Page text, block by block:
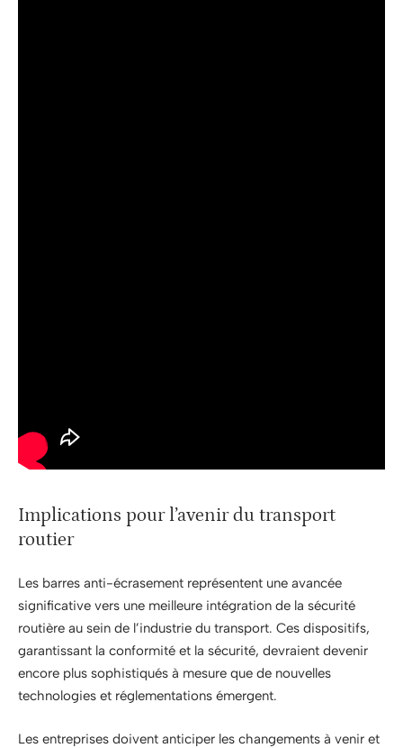
Implications pour l’avenir du transport
routier
Les barres anti-écrasement représentent une avancée
significative vers une meilleure intégration de la sécurité
routière au sein de l’industrie du transport. Ces dispositifs,
garantissant la conformité et la sécurité, devraient devenir
encore plus sophistiqués à mesure que de nouvelles
technologies et réglementations émergent.
Les entreprises doivent anticiper les changements à venir et